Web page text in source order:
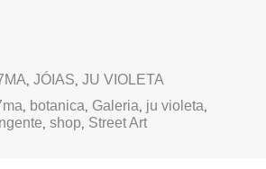
, JÓIAS, JU VIOLETA
, botanica, Galeria, ju violeta,
, shop, Street Art